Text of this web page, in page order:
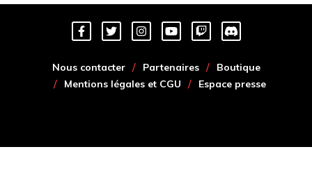
Nous contacter Partenaires
Boutique
Mentions légales et CGU
Espace presse